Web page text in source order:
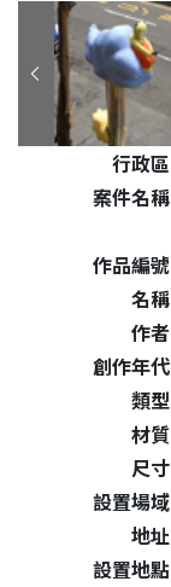
公共藝術作品詳
行政區
案件名稱
作品編號
名稱
作者
創作年代
類型
材質
尺寸
設置場域
地址
設置地點